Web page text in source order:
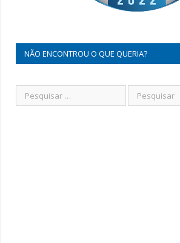
NÃO ENCONTROU O QUE QUERIA?